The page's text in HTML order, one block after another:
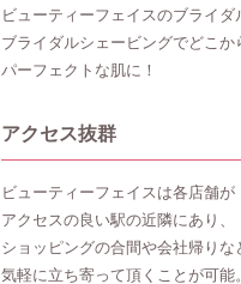
ビューティーフェイスのブライダ
ブライダルシェービングでどこか
パーフェクトな肌に！
アクセス抜群
ビューティーフェイスは各店舗が
アクセスの良い駅の近隣にあり、
ショッピングの合間や会社帰りな
気軽に立ち寄って頂くことが可能。